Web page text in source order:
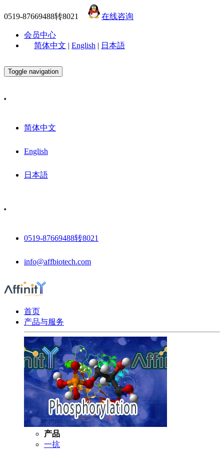
0519-87669488转8021 在线咨询
会员中心
简体中文 | English | 日本語
Toggle navigation
简体中文
English
日本語
0519-87669488转8021
info@affbiotech.com
首页
产品与服务
产品
一抗